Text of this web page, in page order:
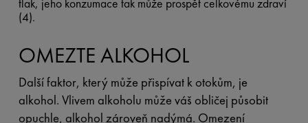
tlak, jeho konzumace tak může prospět celkovému zdraví
(4).
OMEZTE ALKOHOL
Další faktor, který může přispívat k otokům, je
alkohol. Vlivem alkoholu může váš obličej působit
opuchle, alkohol zároveň nadýmá. Omezení